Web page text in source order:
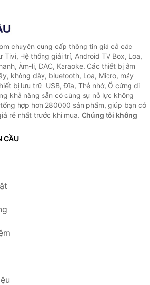
chuyên cung cấp thông tin giá cả các
Tivi, Hệ thống giải trí, Android TV Box, Loa,
Âm-li, DAC, Karaoke. Các thiết bị âm
không dây, bluetooth, Loa, Micro, máy
bị lưu trữ, USB, Đĩa, Thẻ nhớ, Ổ cứng di
khả năng sẵn có cùng sự nỗ lực không
hợp hơn 280000 sản phẩm, giúp bạn có
rẻ nhất trước khi mua. Chúng tôi không
CẦU